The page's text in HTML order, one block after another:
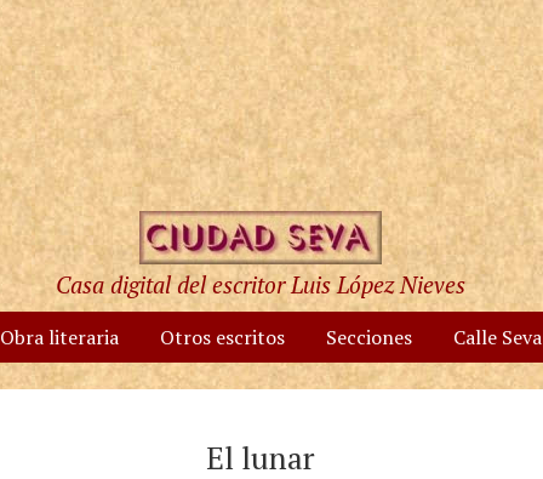
Casa digital del escritor Luis López Nieves
Obra literaria Otros escritos Secciones Calle Seva
El lunar